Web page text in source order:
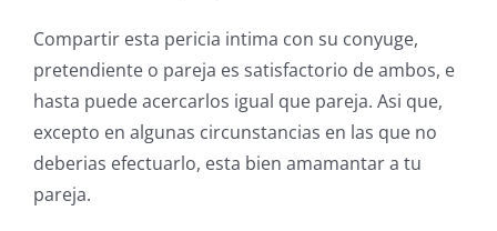
Compartir esta pericia intima con su conyuge,
pretendiente o pareja es satisfactorio de ambos, e
hasta puede acercarlos igual que pareja. Asi que,
excepto en algunas circunstancias en las que no
deberias efectuarlo, esta bien amamantar a tu
pareja.